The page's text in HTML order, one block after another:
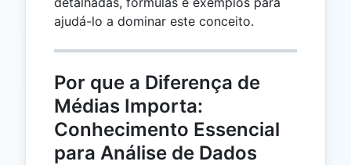
ajudá-lo a dominar este conceito.
Por que a Diferença de
Médias Importa:
Conhecimento Essencial
para Análise de Dados